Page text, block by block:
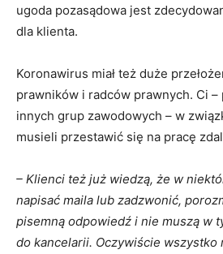
ugoda pozasądowa jest
dla klienta.
Koronawirus miał też duże
prawników i radców prawnych. Ci
innych grup zawodowych – w
musieli przestawić się na pracę
– Klienci też już wiedzą, że w
napisać maila lub zadzwonić,
pisemną odpowiedź i nie muszą w
do kancelarii. Oczywiście wszystko